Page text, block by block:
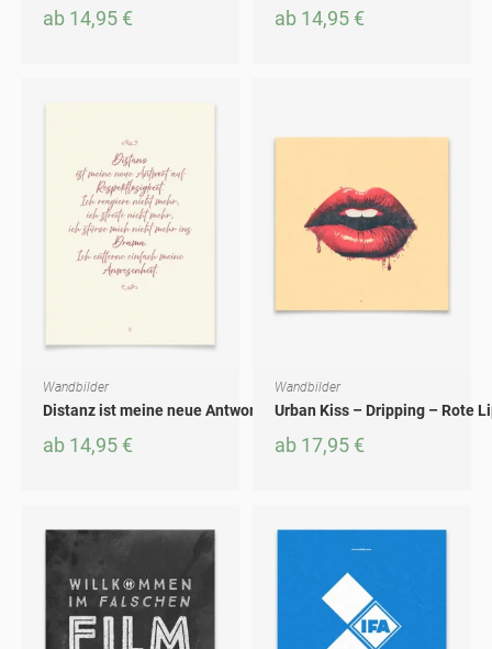
ab 14,95 € ab 14,95 €
AUSFÜHRUNG WÄHLEN
Wandbilder
Distanz ist meine neue Antwort auf Respektlosigkeit
ab 14,95 €
AUSFÜHRUNG WÄHLEN
Wandbilder
Urban Kiss – Dripping – Rote
ab 17,95 €